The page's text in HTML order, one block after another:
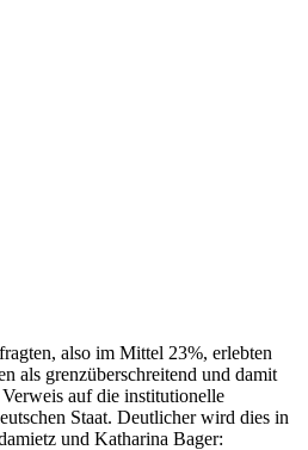
also im Mittel 23%, erlebten
als grenzüberschreitend und damit
auf die institutionelle
Staat. Deutlicher wird dies in
und Katharina Bager: